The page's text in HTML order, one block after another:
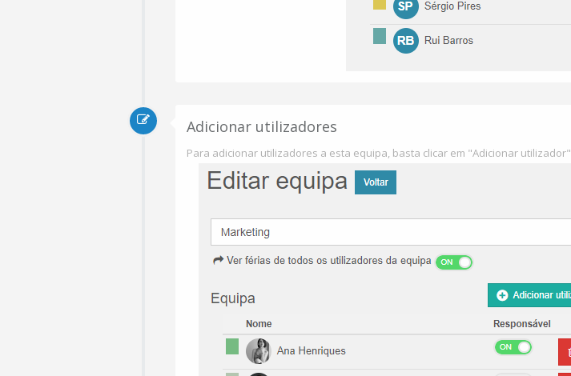
Adicionar utilizadores
Para adicionar utilizadores a esta equipa, basta clicar em "Adicionar utilizador"